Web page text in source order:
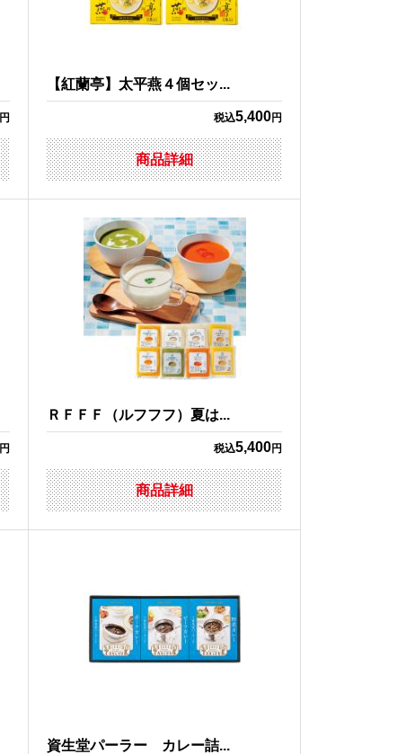
円
【紅蘭亭】太平燕４個セッ...
税込5,400円
商品詳細
円
ＲＦＦＦ（ルフフフ）夏は...
税込5,400円
商品詳細
資生堂パーラー カレー詰...